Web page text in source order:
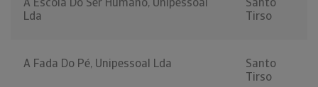
Lda
Tirso
A Fada Do Pé, Unipessoal Lda
Santo
Tirso